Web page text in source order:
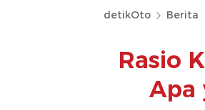
detikOto Berita
Rasio
Apa